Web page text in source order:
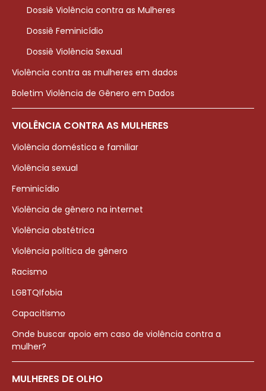
Dossiê Violência contra as Mulheres
Dossiê Feminicídio
Dossiê Violência Sexual
Violência contra as mulheres em dados
Boletim Violência de Gênero em Dados
VIOLÊNCIA CONTRA AS MULHERES
Violência doméstica e familiar
Violência sexual
Feminicídio
Violência de gênero na internet
Violência obstétrica
Violência política de gênero
Racismo
LGBTQIfobia
Capacitismo
Onde buscar apoio em caso de violência contra a
mulher?
MULHERES DE OLHO